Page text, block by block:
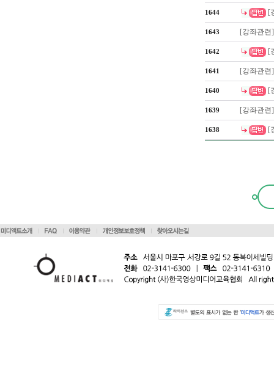
1644 [
1643 [강좌관
1642 [
1641 [강좌관
1640 [
1639 [강좌관
1638 [